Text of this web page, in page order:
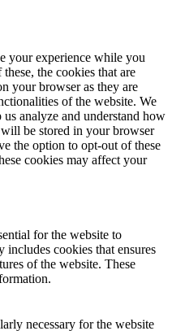
your experience while you
the cookies that are
your browser as they are
of the website. We
analyze and understand how
be stored in your browser
the option to opt-out of these
cookies may affect your
for the website to
cookies that ensures
of the website. These
necessary for the website